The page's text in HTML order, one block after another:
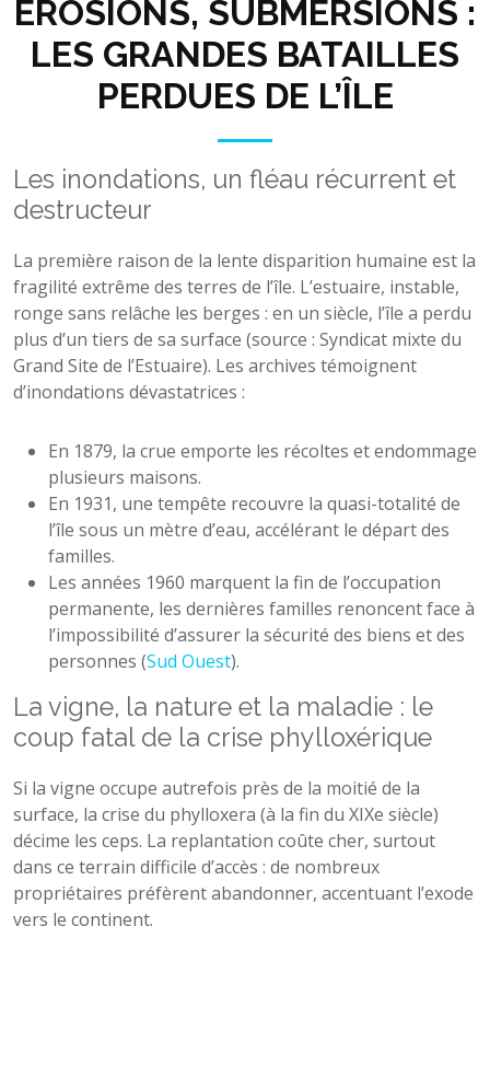
ÉROSIONS, SUBMERSIONS :
LES GRANDES BATAILLES
PERDUES DE L’ÎLE
Les inondations, un fléau récurrent et
destructeur
La première raison de la lente disparition humaine est la
fragilité extrême des terres de l’île. L’estuaire, instable,
ronge sans relâche les berges : en un siècle, l’île a perdu
plus d’un tiers de sa surface (source : Syndicat mixte du
Grand Site de l’Estuaire). Les archives témoignent
d’inondations dévastatrices :
En 1879, la crue emporte les récoltes et endommage
plusieurs maisons.
En 1931, une tempête recouvre la quasi-totalité de
l’île sous un mètre d’eau, accélérant le départ des
familles.
Les années 1960 marquent la fin de l’occupation
permanente, les dernières familles renoncent face à
l’impossibilité d’assurer la sécurité des biens et des
personnes (Sud Ouest).
La vigne, la nature et la maladie : le
coup fatal de la crise phylloxérique
Si la vigne occupe autrefois près de la moitié de la
surface, la crise du phylloxera (à la fin du XIXe siècle)
décime les ceps. La replantation coûte cher, surtout
dans ce terrain difficile d’accès : de nombreux
propriétaires préfèrent abandonner, accentuant l’exode
vers le continent.